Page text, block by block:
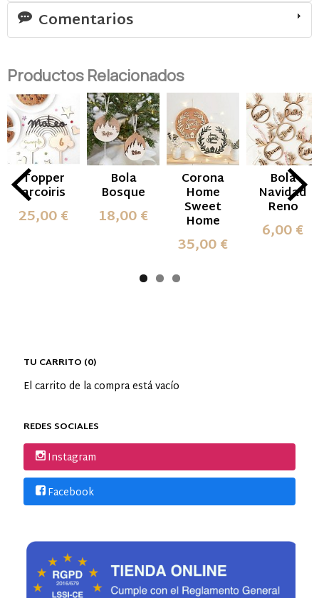
TU CARRITO (0)
El carrito de la compra está vacío
REDES SOCIALES
Instagram
Facebook
Comentarios
Productos Relacionados
Topper
arcoiris
25,00 €
Bola
Bosque
18,00 €
Corona
Home
Sweet
Home
35,00 €
Bola
Navidad
Reno
6,00 €